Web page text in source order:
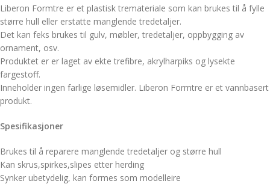
Liberon Formtre er et plastisk tremateriale som kan brukes til å fylle
større hull eller erstatte manglende tredetaljer.
Det kan feks brukes til gulv, møbler, tredetaljer, oppbygging av
ornament, osv.
Produktet er er laget av ekte trefibre, akrylharpiks og lysekte
fargestoff.
Inneholder ingen farlige løsemidler. Liberon Formtre er et vannbasert
produkt.
Spesifikasjoner
Brukes til å reparere manglende tredetaljer og større hull
Kan skrus,spirkes,slipes etter herding
Synker ubetydelig, kan formes som modelleire